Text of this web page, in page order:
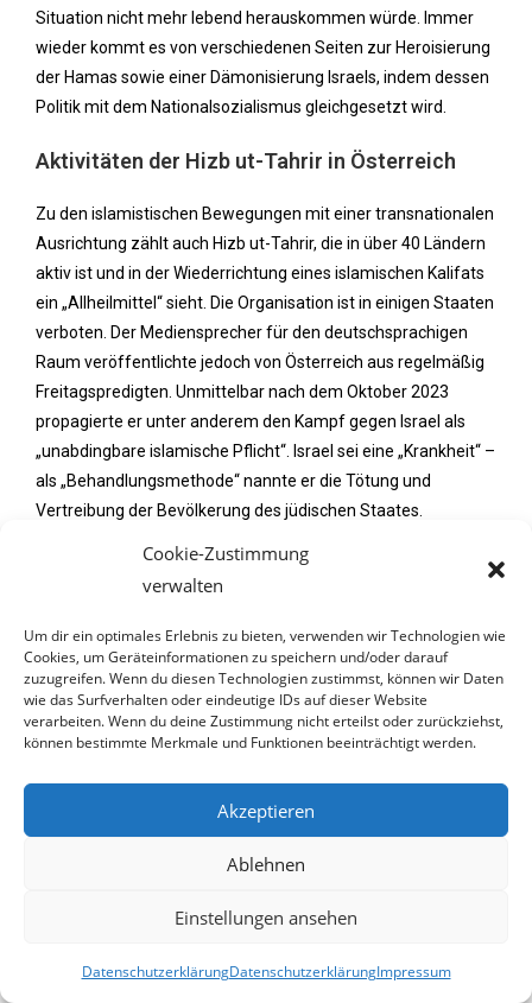
Cookie-Zustimmung
verwalten
Um dir ein optimales Erlebnis zu bieten, verwenden wir Technologien wie
Cookies, um Geräteinformationen zu speichern und/oder darauf
zuzugreifen. Wenn du diesen Technologien zustimmst, können wir Daten
wie das Surfverhalten oder eindeutige IDs auf dieser Website
verarbeiten. Wenn du deine Zustimmung nicht erteilst oder zurückziehst,
können bestimmte Merkmale und Funktionen beeinträchtigt werden.
Akzeptieren
Ablehnen
Einstellungen ansehen
DatenschutzerklärungDatenschutzerklärungImpressum
Situation nicht mehr lebend herauskommen würde. Immer
wieder kommt es von verschiedenen Seiten zur Heroisierung
der Hamas sowie einer Dämonisierung Israels, indem dessen
Politik mit dem Nationalsozialismus gleichgesetzt wird.
Aktivitäten der Hizb ut-Tahrir in Österreich
Zu den islamistischen Bewegungen mit einer transnationalen
Ausrichtung zählt auch Hizb ut-Tahrir, die in über 40 Ländern
aktiv ist und in der Wiederrichtung eines islamischen Kalifats
ein „Allheilmittel“ sieht. Die Organisation ist in einigen Staaten
verboten. Der Mediensprecher für den deutschsprachigen
Raum veröffentlichte jedoch von Österreich aus regelmäßig
Freitagspredigten. Unmittelbar nach dem Oktober 2023
propagierte er unter anderem den Kampf gegen Israel als
„unabdingbare islamische Pflicht“. Israel sei eine „Krankheit“ –
als „Behandlungsmethode“ nannte er die Tötung und
Vertreibung der Bevölkerung des jüdischen Staates.
Zudem sorgten zuletzt in den Medien vermehrt islamistische
Influencer-Gruppierungen aus Deutschland für Aufregung,
wird. Diese rufen unter anderem zum Kampf gegen Israel auf
und veranstalten aufsehenerregende Demonstrationen, wie
etwa in Hamburg, für die Errichtung eines Kalifats in
muslimischen Gebieten. Durch einen hippen und
junge Menschen erklären. Vor allem Jugendliche im
auf den verschiedenen Social-Media-Kanälen dar, in denen
Million Aufrufe erhalten haben.
„Hipster-Salafisten“ auf Social Media